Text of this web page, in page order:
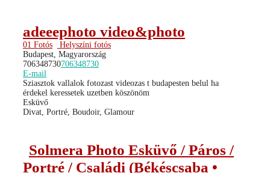
adeeephoto video&photo
01 Fotós
Helyszíni fotós
Budapest, Magyarország
706348730706348730
E-mail
Sziasztok vallalok fotozast videozas t budapesten belul ha
érdekel keressetek uzetben köszönöm
Esküvő
Divat, Portré, Boudoir, Glamour
Solmera Photo Esküvő / Páros /
Portré / Családi (Békéscsaba •